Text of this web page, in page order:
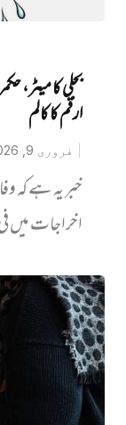
بجلی کا میٹر،
ارقم کا کالم
فروری 9, 2026
خبر یہ ہے کہ
اخراجات میں